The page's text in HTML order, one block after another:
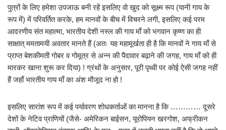
पुत्रों के लिए हमेशा उपजाऊ बनी रहें इसलिए वो खुद को सूक्ष्म रूप (यानी गाय के
रूप में) में परिवर्तित करके, हम मानवों के बीच में विचरने लगी, इसलिए कई परम
आदरणीय संत महात्मा, भारतीय देशी नस्ल की गाय माँ को भगवान कृष्ण का ही
साक्षात् ममतामयी अवतार मानते हैं (अतः यह महामूर्खता ही है कि मानवों ने गाय माँ से
प्राप्त बेशकीमती गोबर व गोमूत्र से अन्न की पैदावार बढ़ाने की जगह, गाय माँ को ही
मारकर खाना शुरू कर दिया) ! ग्रंथों के अनुसार, पूरी पृथ्वी पर कोई ऐसी जगह नहीं
हैं जहाँ भारतीय गाय माँ का अंश मौजूद ना हो !
इसलिए सारांश रूप में कई पर्यावरण शोधकर्ताओं का मानना है कि ………… दूसरे
देशों के नेटिव प्राणियों (जैसे- अमेरिकन बाईसन, यूरोपियन खरगोश, अफ्रीकन